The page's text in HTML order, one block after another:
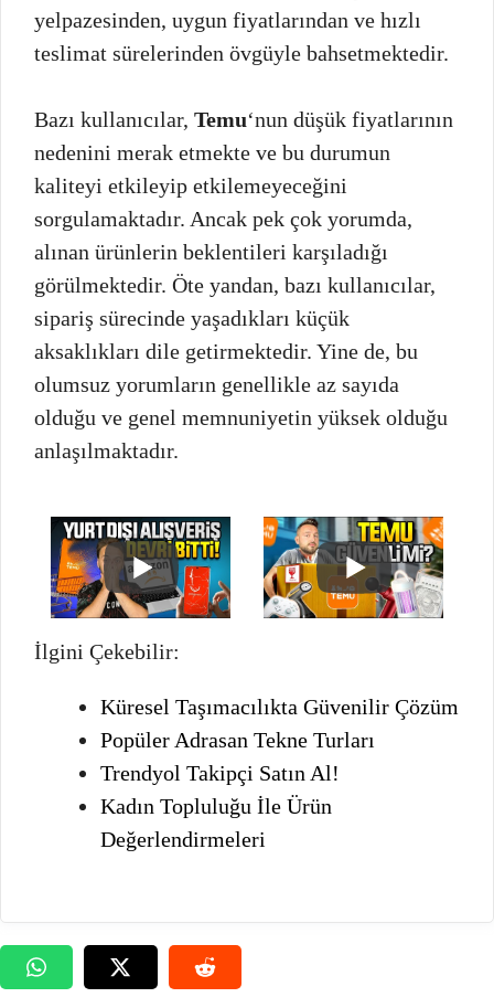
yelpazesinden, uygun fiyatlarından ve hızlı
teslimat sürelerinden övgüyle bahsetmektedir.
Bazı kullanıcılar, Temu‘nun düşük fiyatlarının
nedenini merak etmekte ve bu durumun
kaliteyi etkileyip etkilemeyeceğini
sorgulamaktadır. Ancak pek çok yorumda,
alınan ürünlerin beklentileri karşıladığı
görülmektedir. Öte yandan, bazı kullanıcılar,
sipariş sürecinde yaşadıkları küçük
aksaklıkları dile getirmektedir. Yine de, bu
olumsuz yorumların genellikle az sayıda
olduğu ve genel memnuniyetin yüksek olduğu
anlaşılmaktadır.
İlgini Çekebilir:
Küresel Taşımacılıkta Güvenilir Çözüm
Popüler Adrasan Tekne Turları
Trendyol Takipçi Satın Al!
Kadın Topluluğu İle Ürün
Değerlendirmeleri